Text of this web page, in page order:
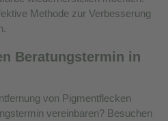
Methode zur Verbesserung
Beratungstermin in
von Pigmentflecken
vereinbaren? Besuchen